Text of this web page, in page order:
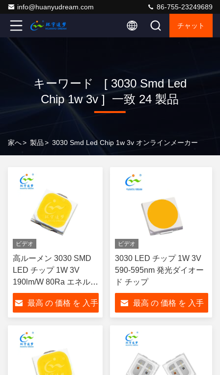
info@huanyudream.com 86-755-23249689
チャット
キーワード [ 3030 Smd Led
Chip 1w 3v ] 一致 24 製品
家へ> 製品> 3030 Smd Led Chip 1w 3v オンラインメーカー
ビデオ
高ルーメン 3030 SMD
LED チップ 1W 3V
190lm/W 80Ra エネルギ
ー効率
最高 の 価格 を 入手
ビデオ
3030 LED チップ 1W 3V
590-595nm 発光ダイオー
ド チップ
最高 の 価格 を 入手